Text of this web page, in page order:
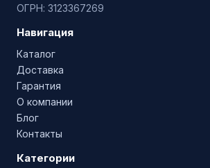
ОГРН: 3123367269
Навигация
Каталог
Доставка
Гарантия
О компании
Блог
Контакты
Категории